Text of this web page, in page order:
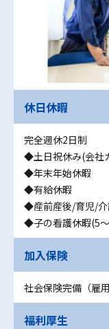
休日休暇
完全週休2日制
◆土日祝休み(会社
◆年末年始休暇
◆有給休暇
◆産前産後/育児/介
◆子の看護休暇(5
加入保険
社会保険完備（雇
福利厚生